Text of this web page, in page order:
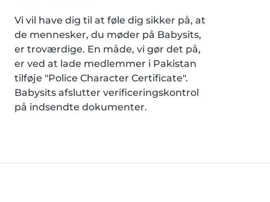
Vi vil have dig til at føle dig sikker på, at
de mennesker, du møder på Babysits,
er troværdige. En måde, vi gør det på,
er ved at lade medlemmer i Pakistan
tilføje "Police Character Certificate".
Babysits afslutter verificeringskontrol
på indsendte dokumenter.